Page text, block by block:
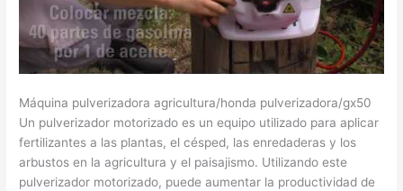
Máquina pulverizadora agricultura/honda pulverizadora/gx50
Un pulverizador motorizado es un equipo utilizado para aplicar
fertilizantes a las plantas, el césped, las enredaderas y los
arbustos en la agricultura y el paisajismo. Utilizando este
pulverizador motorizado, puede aumentar la productividad de